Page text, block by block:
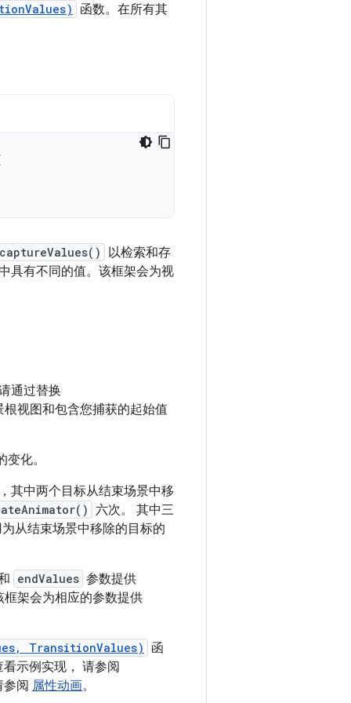
函数。在所有其
captureValues()
以检索和存
具有不同的值。该框架会为视
通过替换
视图和包含您捕获的起始值
化。
其中两个目标从结束场景中移
六次。 其中三
从结束场景中移除的目标的
endValues 参数提供
架会为相应的参数提供
TransitionValues)
函
示例实现， 请参阅
阅 属性动画。